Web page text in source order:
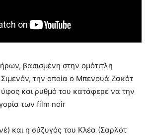
βασισμένη στην ομότιτλη
την οποία ο Μπενουά Ζακότ
ύφος και ρυθμό του κατάφερε να την
των film noir
και η σύζυγός του Κλέα (Σαρλότ